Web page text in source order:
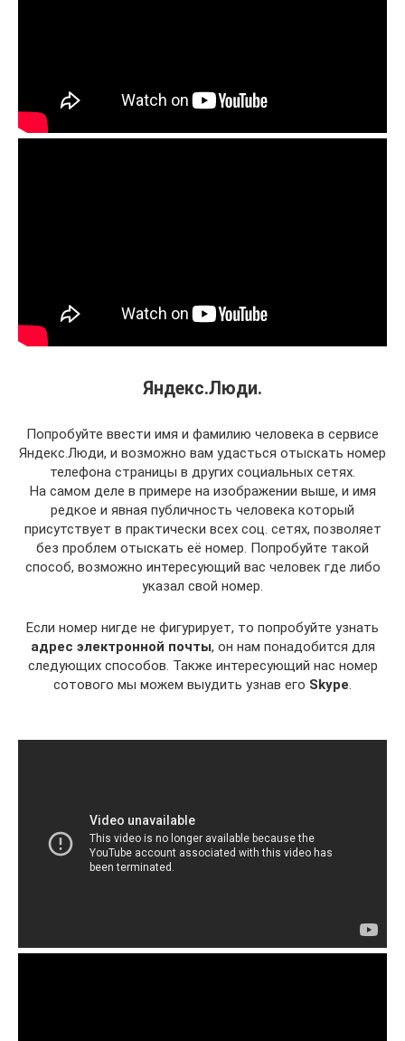
Яндекс.Люди.
Попробуйте ввести имя и фамилию человека в сервисе
Яндекс.Люди, и возможно вам удасться отыскать номер
телефона страницы в других социальных сетях.
На самом деле в примере на изображении выше, и имя
редкое и явная публичность человека который
присутствует в практически всех соц. сетях, позволяет
без проблем отыскать её номер. Попробуйте такой
способ, возможно интересующий вас человек где либо
указал свой номер.
Если номер нигде не фигурирует, то попробуйте узнать
адрес электронной почты, он нам понадобится для
следующих способов. Также интересующий нас номер
сотового мы можем выудить узнав его Skype.